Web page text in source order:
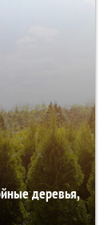
деревья,